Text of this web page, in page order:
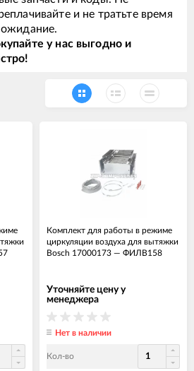
и не тратьте время
у нас выгодно и
Комплект для работы в режиме
циркуляции воздуха для вытяжки
Bosch 17000173 — ФИЛВ158
Уточняйте цену у
менеджера
Нет в наличии
Кол-во